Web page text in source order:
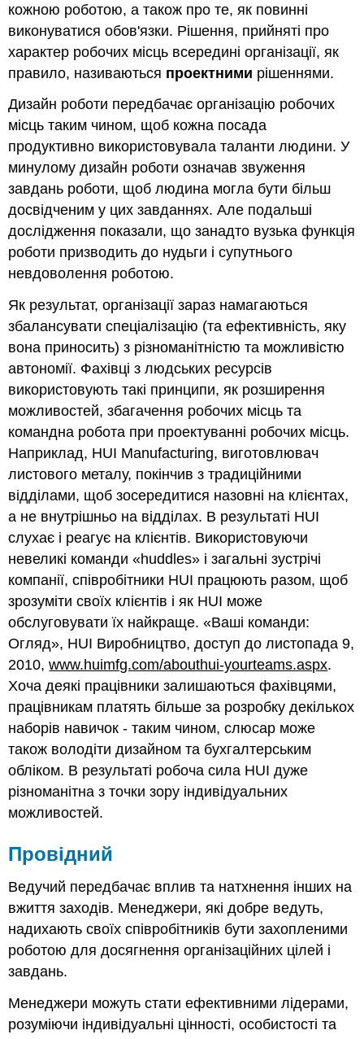
кожною роботою, а також про те, як повинні
виконуватися обов'язки. Рішення, прийняті про
характер робочих місць всередині організації, як
правило, називаються проектними рішеннями.
Дизайн роботи передбачає організацію робочих
місць таким чином, щоб кожна посада
продуктивно використовувала таланти людини. У
минулому дизайн роботи означав звуження
завдань роботи, щоб людина могла бути більш
досвідченим у цих завданнях. Але подальші
дослідження показали, що занадто вузька функція
роботи призводить до нудьги і супутнього
невдоволення роботою.
Як результат, організації зараз намагаються
збалансувати спеціалізацію (та ефективність, яку
вона приносить) з різноманітністю та можливістю
автономії. Фахівці з людських ресурсів
використовують такі принципи, як розширення
можливостей, збагачення робочих місць та
командна робота при проектуванні робочих місць.
Наприклад, HUI Manufacturing, виготовлювач
листового металу, покінчив з традиційними
відділами, щоб зосередитися назовні на клієнтах,
а не внутрішньо на відділах. В результаті HUI
слухає і реагує на клієнтів. Використовуючи
невеликі команди «huddles» і загальні зустрічі
компанії, співробітники HUI працюють разом, щоб
зрозуміти своїх клієнтів і як HUI може
обслуговувати їх найкраще. «Ваші команди:
Огляд», HUI Виробництво, доступ до листопада 9,
2010,www.huimfg.com/abouthui-yourteams.aspx.
Хоча деякі працівники залишаються фахівцями,
працівникам платять більше за розробку декількох
наборів навичок - таким чином, слюсар може
також володіти дизайном та бухгалтерським
обліком. В результаті робоча сила HUI дуже
різноманітна з точки зору індивідуальних
можливостей.
Провідний
Ведучий передбачає вплив та натхнення інших на
вжиття заходів. Менеджери, які добре ведуть,
надихають своїх співробітників бути захопленими
роботою для досягнення організаційних цілей і
завдань.
Менеджери можуть стати ефективними лідерами,
розуміючи індивідуальні цінності, особистості та